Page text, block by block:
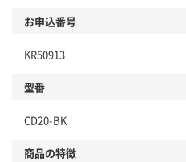
お申込番号
KR50913
型番
CD20-BK
商品の特徴